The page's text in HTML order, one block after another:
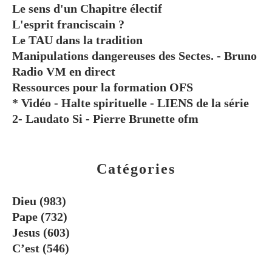
Catégories
Dieu (983)
Pape (732)
Jesus (603)
C’est (546)
Le sens d'un Chapitre électif
L'esprit franciscain ?
Le TAU dans la tradition
Manipulations dangereuses des Sectes. - Bruno
Radio VM en direct
Ressources pour la formation OFS
* Vidéo - Halte spirituelle - LIENS de la série
2- Laudato Si - Pierre Brunette ofm